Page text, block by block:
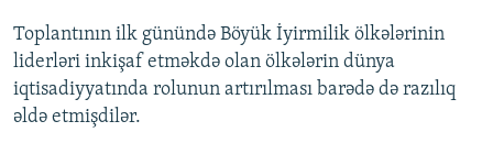
AZADLIQRADIOSU MOBIL TELEFONUNUZDA
BIZIMLƏ ƏLAQƏ
XƏBƏR BÜLLETENLƏRIMIZ
RFE/RL-in bütün saytları
Toplantının ilk günündə Böyük İyirmilik ölkələrinin
liderləri inkişaf etməkdə olan ölkələrin dünya
iqtisadiyyatında rolunun artırılması barədə də razılıq
əldə etmişdilər.